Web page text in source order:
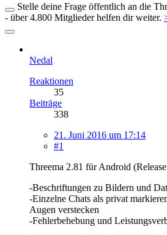
Stelle deine Frage öffentlich an die
- über 4.800 Mitglieder helfen dir weiter.
Nedal
Reaktionen
35
Beiträge
338
21. Juni 2016 um 17:14
#1
Threema 2.81 für Android
-Beschriftungen zu Bildern und
-Einzelne Chats als privat
Augen verstecken
-Fehlerbehebung und